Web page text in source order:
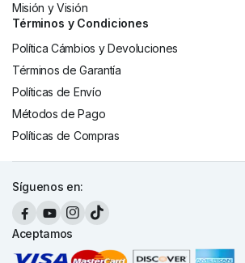
Misión y Visión
Términos y Condiciones
Política Cámbios y Devoluciones
Términos de Garantía
Políticas de Envío
Métodos de Pago
Políticas de Compras
Síguenos en:
Aceptamos